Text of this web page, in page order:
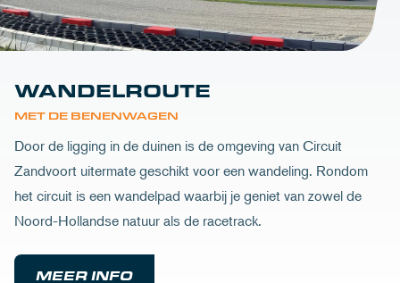
WANDELROUTE
MET DE BENENWAGEN
Door de ligging in de duinen is de omgeving van Circuit
Zandvoort uitermate geschikt voor een wandeling. Rondom
het circuit is een wandelpad waarbij je geniet van zowel de
Noord-Hollandse natuur als de racetrack.
MEER INFO